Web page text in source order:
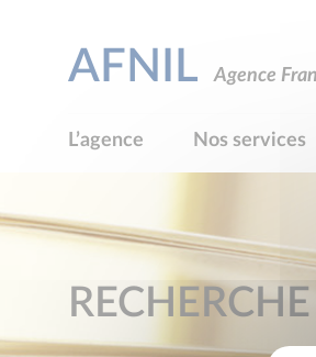
AFNIL Agence
L’agence Nos services